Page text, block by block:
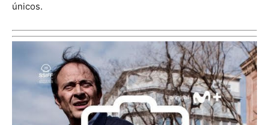
únicos.